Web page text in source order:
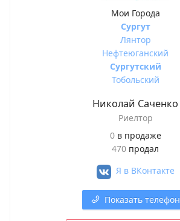
Мои Города
Сургут
Лянтор
Нефтеюганский
Сургутский
Тобольский
Николай Саченко
Риелтор
0в продаже
470 продал
Я в ВКонтакте
Показать телефон